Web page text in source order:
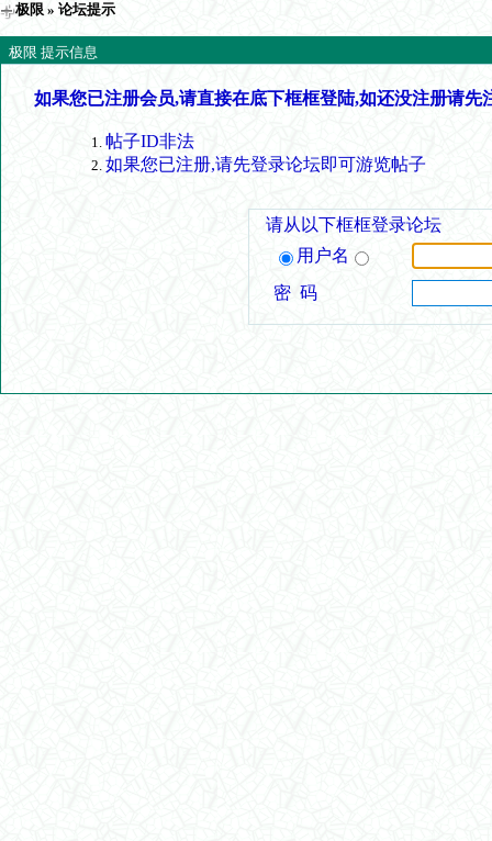
极限 » 论坛提示
极限 提示信息
如果您已注册会员,请直接在底下框框登陆,如还没注册请先
帖子ID非法
如果您已注册,请先登录论坛即可游览帖子
请从以下框框登录论坛
用户名
密 码